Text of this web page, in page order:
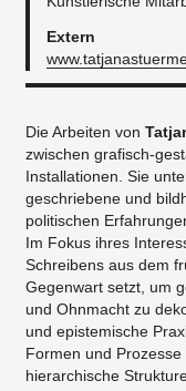
Extern
Die Arbeiten von
zwischen grafisch-
Installationen. Sie
geschriebene und
politischen
Im Fokus ihres
Schreibens aus dem
Gegenwart setzt, um
und Ohnmacht zu
und epistemische
Formen und
hierarchische